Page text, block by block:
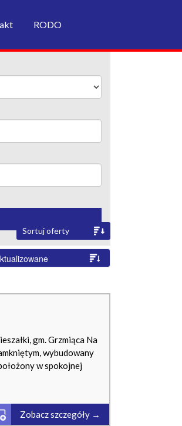
RODO
Sortuj oferty
gm. Grzmiąca Na
wybudowany
w spokojnej
Zobacz szczegóły →